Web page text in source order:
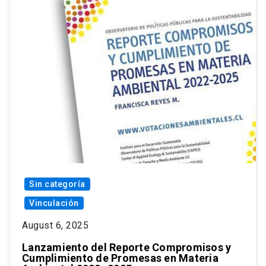
Sin categoría
Vinculación
August 6, 2025
Lanzamiento del Reporte Compromisos y
Cumplimiento de Promesas en Materia